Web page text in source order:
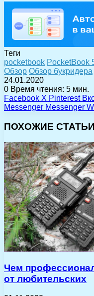
Теги
pocketbook PocketBook
Обзор Обзор букридера
24.01.2020
0 Время чтения: 5 мин.
Facebook X Pinterest
Messenger Messenger
ПОХОЖИЕ СТАТЬИ
Чем
от любительских